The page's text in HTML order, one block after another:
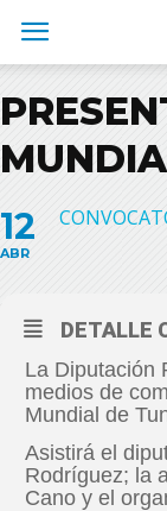
12
ABR
DETALLE
La Diputación
medios de
Mundial de
Asistirá el
Rodríguez; la
Cano y el